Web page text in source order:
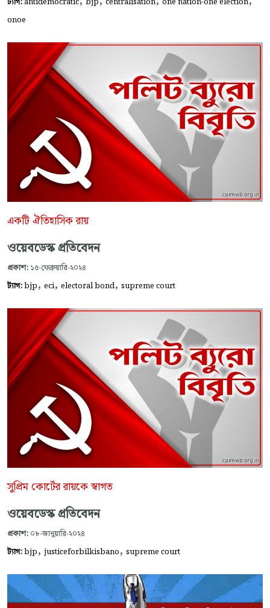
onoe
একটি ঐতিহাসিক রায়
ওয়েবডেস্ক প্রতিবেদন
প্রকাশ: ১৫-ফেব্রুয়ারি-২০২৪
ট্যাগ:bjp, eci, electoral bond, supreme court
সুপ্রিম কোর্টের রায়কে স্বাগত
ওয়েবডেস্ক প্রতিবেদন
প্রকাশ: ০৮-জানুয়ারি-২০২৪
ট্যাগ:bjp, justiceforbilkisbano, supreme court